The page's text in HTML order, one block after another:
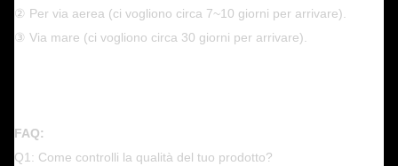
② Per via aerea (ci vogliono circa 7~10 giorni per arrivare).
③ Via mare (ci vogliono circa 30 giorni per arrivare).
FAQ:
Q1: Come controlli la qualità del tuo prodotto?